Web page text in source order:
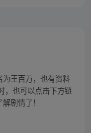
王百万，也有资料
，也可以点击下方链
剧情了！